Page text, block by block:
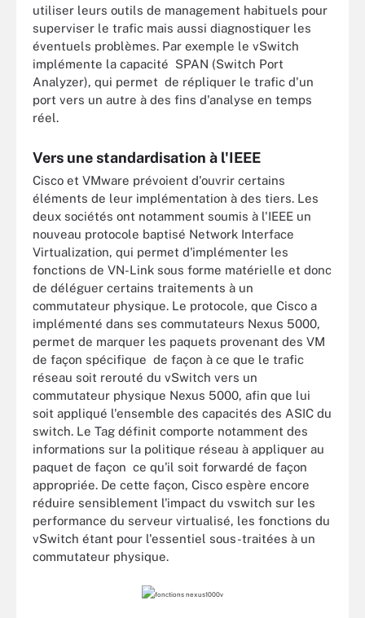
utiliser leurs outils de management habituels pour
superviser le trafic mais aussi diagnostiquer les
éventuels problèmes. Par exemple le vSwitch
implémente la capacité SPAN (Switch Port
Analyzer), qui permet de répliquer le trafic d'un
port vers un autre à des fins d'analyse en temps
réel.
Vers une standardisation à l'IEEE
Cisco et VMware prévoient d'ouvrir certains
éléments de leur implémentation à des tiers. Les
deux sociétés ont notamment soumis à l'IEEE un
nouveau protocole baptisé Network Interface
Virtualization, qui permet d'implémenter les
fonctions de VN-Link sous forme matérielle et donc
de déléguer certains traitements à un
commutateur physique. Le protocole, que Cisco a
implémenté dans ses commutateurs Nexus 5000,
permet de marquer les paquets provenant des VM
de façon spécifique de façon à ce que le trafic
réseau soit rerouté du vSwitch vers un
commutateur physique Nexus 5000, afin que lui
soit appliqué l'ensemble des capacités des ASIC du
switch. Le Tag définit comporte notamment des
informations sur la politique réseau à appliquer au
paquet de façon ce qu'il soit forwardé de façon
appropriée. De cette façon, Cisco espère encore
réduire sensiblement l'impact du vswitch sur les
performance du serveur virtualisé, les fonctions du
vSwitch étant pour l'essentiel sous-traitées à un
commutateur physique.